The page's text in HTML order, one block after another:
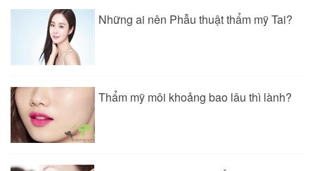
Những ai nên Phẫu thuật thẩm mỹ Tai?
Thẩm mỹ môi khoảng bao lâu thì lành?